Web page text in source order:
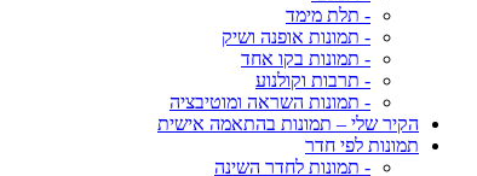
- תלת מימד
- תמונות אופנה ושיק
- תמונות בקו אחד
- תרבות וקולנוע
- תמונות השראה ומוטיבציה
הקיר שלי – תמונות בהתאמה אישית
תמונות לפי חדר
- תמונות לחדר השינה